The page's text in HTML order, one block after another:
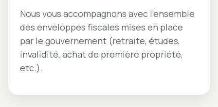
Nous vous accompagnons avec l'ensemble
des enveloppes fiscales mises en place
par le gouvernement (retraite, études,
invalidité, achat de première propriété,
etc.).